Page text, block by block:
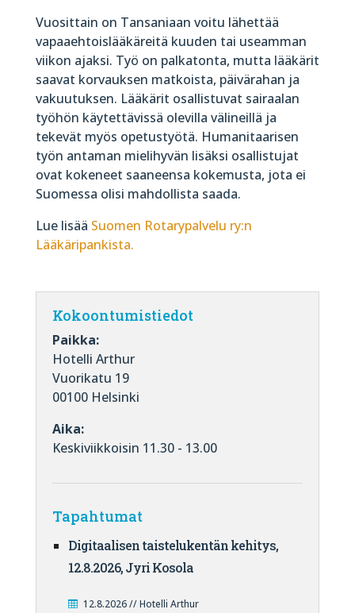
Vuosittain on Tansaniaan voitu lähettää
vapaaehtoislääkäreitä kuuden tai useamman
viikon ajaksi. Työ on palkatonta, mutta lääkärit
saavat korvauksen matkoista, päivärahan ja
vakuutuksen. Lääkärit osallistuvat sairaalan
työhön käytettävissä olevilla välineillä ja
tekevät myös opetustyötä. Humanitaarisen
työn antaman mielihyvän lisäksi osallistujat
ovat kokeneet saaneensa kokemusta, jota ei
Suomessa olisi mahdollista saada.
Lue lisää Suomen Rotarypalvelu ry:n
Lääkäripankista.
Kokoontumistiedot
Paikka:
Hotelli Arthur
Vuorikatu 19
00100 Helsinki
Aika:
Keskiviikkoisin 11.30 - 13.00
Tapahtumat
Digitaalisen taistelukentän kehitys,
12.8.2026, Jyri Kosola
12.8.2026 // Hotelli Arthur